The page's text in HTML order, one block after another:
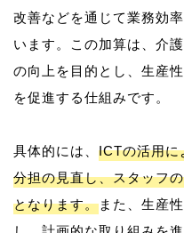
改善などを通じて業務効
います。この加算は、介
の向上を目的とし、生産
を促進する仕組みです。
具体的には、 ICTの活用に
分担の見直し、スタッフ
となります。また、生産